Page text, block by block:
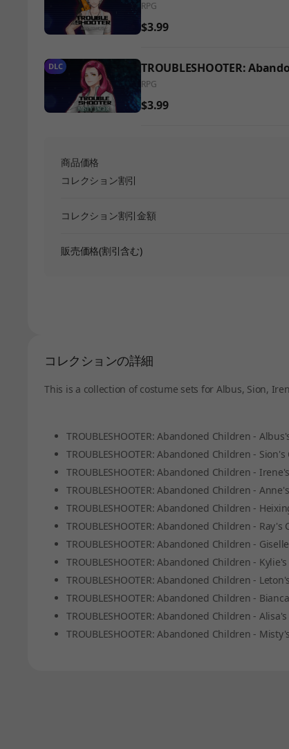
RPG
$3.99
DLC TROUBLESHOOTER:
RPG
$3.99
商品価格
コレクション割引
コレクション割引金額
販売価格(割引含む)
コレクションの詳細
This is a collection of costume sets for Albus, Sion,
TROUBLESHOOTER: Abandoned Children -
TROUBLESHOOTER: Abandoned Children -
TROUBLESHOOTER: Abandoned Children -
TROUBLESHOOTER: Abandoned Children -
TROUBLESHOOTER: Abandoned Children -
TROUBLESHOOTER: Abandoned Children - Ray's
TROUBLESHOOTER: Abandoned Children -
TROUBLESHOOTER: Abandoned Children -
TROUBLESHOOTER: Abandoned Children -
TROUBLESHOOTER: Abandoned Children -
TROUBLESHOOTER: Abandoned Children -
TROUBLESHOOTER: Abandoned Children -